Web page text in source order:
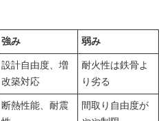
強み
弱み
設計自由度、増
改築対応
耐火性は鉄骨よ
り劣る
断熱性能、耐震
間取り自由度が